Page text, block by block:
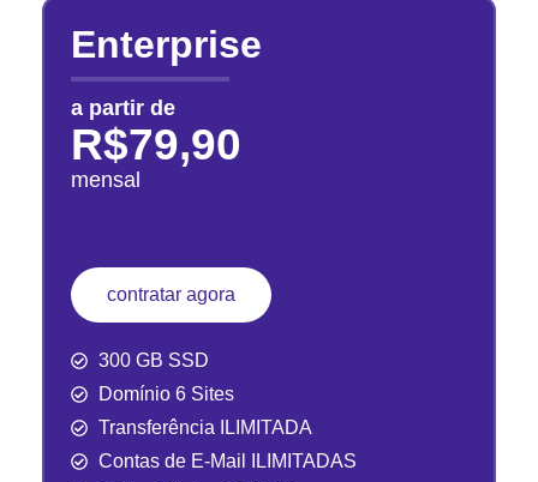
Enterprise
a partir de
R$79,90
mensal
contratar agora
300 GB SSD
Domínio 6 Sites
Transferência ILIMITADA
Contas de E-Mail ILIMITADAS